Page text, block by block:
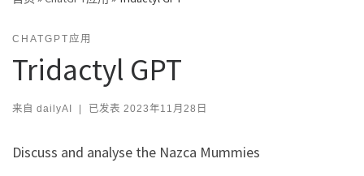
CHATGPT应用
Tridactyl GPT
来自 dailyAI | 已发表 2023年11月28日
Discuss and analyse the Nazca Mummies